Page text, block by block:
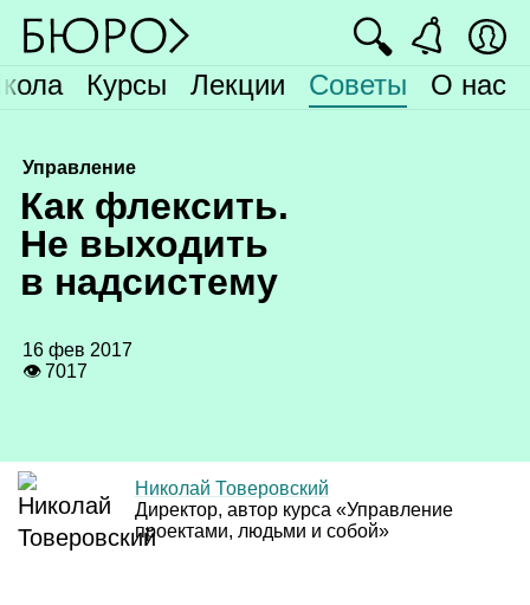
Курсы Лекции Советы О нас
🔍
Управление
Как флексить.
Не выходить
в надсистему
16 фев 2017
👁 7017
Николай Товеровский
Директор, автор курса «Управление
проектами, людьми и собой»